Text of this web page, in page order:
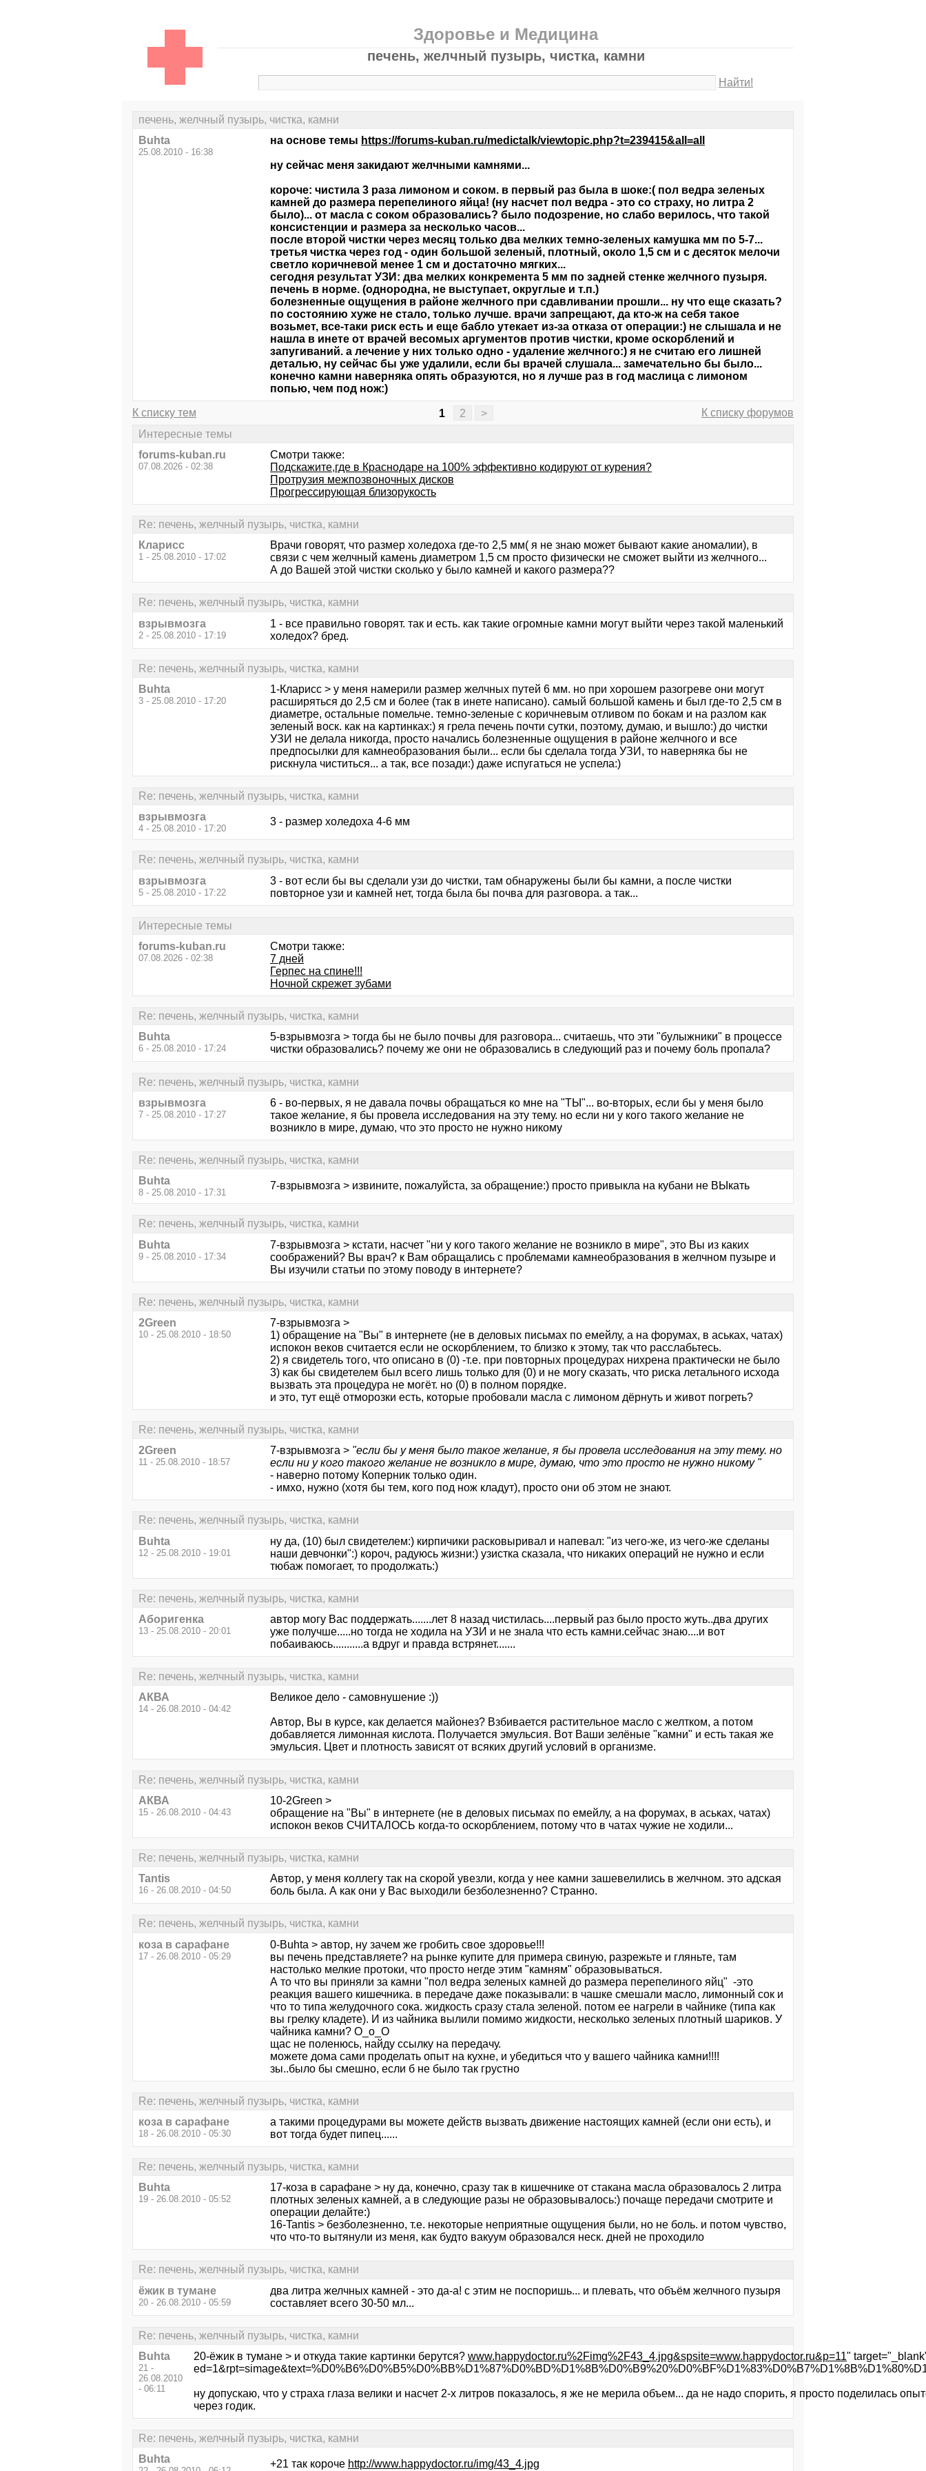
Здоровье и Медицина
печень, желчный пузырь, чистка, камни
Найти!
печень, желчный пузырь, чистка, камни
Buhta
25.08.2010 - 16:38
на основе темы https://forums-kuban.ru/medictalk/viewtopic.php?t=239415&all=all
ну сейчас меня закидают желчными камнями...
короче: чистила 3 раза лимоном и соком. в первый раз была в шоке:( пол ведра зеленых
камней до размера перепелиного яйца! (ну насчет пол ведра - это со страху, но литра 2
было)... от масла с соком образовались? было подозрение, но слабо верилось, что такой
консистенции и размера за несколько часов...
после второй чистки через месяц только два мелких темно-зеленых камушка мм по 5-7...
третья чистка через год - один большой зеленый, плотный, около 1,5 см и с десяток мелочи
светло коричневой менее 1 см и достаточно мягких...
сегодня результат УЗИ: два мелких конкремента 5 мм по задней стенке желчного пузыря.
печень в норме. (однородна, не выступает, округлые и т.п.)
болезненные ощущения в районе желчного при сдавливании прошли... ну что еще сказать?
по состоянию хуже не стало, только лучше. врачи запрещают, да кто-ж на себя такое
возьмет, все-таки риск есть и еще бабло утекает из-за отказа от операции:) не слышала и не
нашла в инете от врачей весомых аргументов против чистки, кроме оскорблений и
запугиваний. а лечение у них только одно - удаление желчного:) я не считаю его лишней
деталью, ну сейчас бы уже удалили, если бы врачей слушала... замечательно бы было...
конечно камни наверняка опять образуются, но я лучше раз в год маслица с лимоном
попью, чем под нож:)
К списку тем 1 2 >
К списку форумов
Интересные темы
forums-kuban.ru
07.08.2026 - 02:38
Смотри также:
Подскажите,где в Краснодаре на 100% эффективно кодируют от курения?
Протрузия межпозвоночных дисков
Прогрессирующая близорукость
Re: печень, желчный пузырь, чистка, камни
Кларисс
1 - 25.08.2010 - 17:02
Врачи говорят, что размер холедоха где-то 2,5 мм( я не знаю может бывают какие аномалии), в
связи с чем желчный камень диаметром 1,5 см просто физически не сможет выйти из желчного...
А до Вашей этой чистки сколько у было камней и какого размера??
Re: печень, желчный пузырь, чистка, камни
взрывмозга
2 - 25.08.2010 - 17:19
1 - все правильно говорят. так и есть. как такие огромные камни могут выйти через такой маленький
холедох? бред.
Re: печень, желчный пузырь, чистка, камни
Buhta
3 - 25.08.2010 - 17:20
1-Кларисс > у меня намерили размер желчных путей 6 мм. но при хорошем разогреве они могут
расширяться до 2,5 см и более (так в инете написано). самый большой камень и был где-то 2,5 см в
диаметре, остальные помельче. темно-зеленые с коричневым отливом по бокам и на разлом как
зеленый воск. как на картинках:) я грела печень почти сутки, поэтому, думаю, и вышло:) до чистки
УЗИ не делала никогда, просто начались болезненные ощущения в районе желчного и все
предпосылки для камнеобразования были... если бы сделала тогда УЗИ, то наверняка бы не
рискнула чиститься... а так, все позади:) даже испугаться не успела:)
Re: печень, желчный пузырь, чистка, камни
взрывмозга
4 - 25.08.2010 - 17:20
3 - размер холедоха 4-6 мм
Re: печень, желчный пузырь, чистка, камни
взрывмозга
5 - 25.08.2010 - 17:22
3 - вот если бы вы сделали узи до чистки, там обнаружены были бы камни, а после чистки
повторное узи и камней нет, тогда была бы почва для разговора. а так...
Интересные темы
forums-kuban.ru
07.08.2026 - 02:38
Смотри также:
7 дней
Герпес на спине!!!
Ночной скрежет зубами
Re: печень, желчный пузырь, чистка, камни
Buhta
6 - 25.08.2010 - 17:24
5-взрывмозга > тогда бы не было почвы для разговора... считаешь, что эти "булыжники" в процессе
чистки образовались? почему же они не образовались в следующий раз и почему боль пропала?
Re: печень, желчный пузырь, чистка, камни
взрывмозга
7 - 25.08.2010 - 17:27
6 - во-первых, я не давала почвы обращаться ко мне на "ТЫ"... во-вторых, если бы у меня было
такое желание, я бы провела исследования на эту тему. но если ни у кого такого желание не
возникло в мире, думаю, что это просто не нужно никому
Re: печень, желчный пузырь, чистка, камни
Buhta
8 - 25.08.2010 - 17:31
7-взрывмозга > извините, пожалуйста, за обращение:) просто привыкла на кубани не ВЫкать
Re: печень, желчный пузырь, чистка, камни
Buhta
9 - 25.08.2010 - 17:34
7-взрывмозга > кстати, насчет "ни у кого такого желание не возникло в мире", это Вы из каких
соображений? Вы врач? к Вам обращались с проблемами камнеобразования в желчном пузыре и
Вы изучили статьи по этому поводу в интернете?
Re: печень, желчный пузырь, чистка, камни
2Green
10 - 25.08.2010 - 18:50
7-взрывмозга >
1) обращение на "Вы" в интернете (не в деловых письмах по емейлу, а на форумах, в аськах, чатах)
испокон веков считается если не оскорблением, то близко к этому, так что расслабьтесь.
2) я свидетель того, что описано в (0) -т.е. при повторных процедурах нихрена практически не было
3) как бы свидетелем был всего лишь только для (0) и не могу сказать, что риска летального исхода
вызвать эта процедура не могёт. но (0) в полном порядке.
и это, тут ещё отморозки есть, которые пробовали масла с лимоном дёрнуть и живот погреть?
Re: печень, желчный пузырь, чистка, камни
2Green
11 - 25.08.2010 - 18:57
7-взрывмозга > "если бы у меня было такое желание, я бы провела исследования на эту тему. но
если ни у кого такого желание не возникло в мире, думаю, что это просто не нужно никому "
- наверно потому Коперник только один.
- имхо, нужно (хотя бы тем, кого под нож кладут), просто они об этом не знают.
Re: печень, желчный пузырь, чистка, камни
Buhta
12 - 25.08.2010 - 19:01
ну да, (10) был свидетелем:) кирпичики расковыривал и напевал: "из чего-же, из чего-же сделаны
наши девчонки":) короч, радуюсь жизни:) узистка сказала, что никаких операций не нужно и если
тюбаж помогает, то продолжать:)
Re: печень, желчный пузырь, чистка, камни
Аборигенка
13 - 25.08.2010 - 20:01
автор могу Вас поддержать.......лет 8 назад чистилась....первый раз было просто жуть..два других
уже получше.....но тогда не ходила на УЗИ и не знала что есть камни.сейчас знаю....и вот
побаиваюсь...........а вдруг и правда встрянет.......
Re: печень, желчный пузырь, чистка, камни
АКВА
14 - 26.08.2010 - 04:42
Великое дело - самовнушение :))
Автор, Вы в курсе, как делается майонез? Взбивается растительное масло с желтком, а потом
добавляется лимонная кислота. Получается эмульсия. Вот Ваши зелёные "камни" и есть такая же
эмульсия. Цвет и плотность зависят от всяких другий условий в организме.
Re: печень, желчный пузырь, чистка, камни
АКВА
15 - 26.08.2010 - 04:43
10-2Green >
обращение на "Вы" в интернете (не в деловых письмах по емейлу, а на форумах, в аськах, чатах)
испокон веков СЧИТАЛОСЬ когда-то оскорблением, потому что в чатах чужие не ходили...
Re: печень, желчный пузырь, чистка, камни
Tantis
16 - 26.08.2010 - 04:50
Автор, у меня коллегу так на скорой увезли, когда у нее камни зашевелились в желчном. это адская
боль была. А как они у Вас выходили безболезненно? Странно.
Re: печень, желчный пузырь, чистка, камни
коза в сарафане
17 - 26.08.2010 - 05:29
0-Buhta > автор, ну зачем же гробить свое здоровье!!!
вы печень представляете? на рынке купите для примера свиную, разрежьте и гляньте, там
настолько мелкие протоки, что просто негде этим "камням" образовываться.
А то что вы приняли за камни "пол ведра зеленых камней до размера перепелиного яйц" -это
реакция вашего кишечника. в передаче даже показывали: в чашке смешали масло, лимонный сок и
что то типа желудочного сока. жидкость сразу стала зеленой. потом ее нагрели в чайнике (типа как
вы грелку кладете). И из чайника вылили помимо жидкости, несколько зеленых плотный шариков. У
чайника камни? О_о_О
щас не поленюсь, найду ссылку на передачу.
можете дома сами проделать опыт на кухне, и убедиться что у вашего чайника камни!!!!
зы..было бы смешно, если б не было так грустно
Re: печень, желчный пузырь, чистка, камни
коза в сарафане
18 - 26.08.2010 - 05:30
а такими процедурами вы можете действ вызвать движение настоящих камней (если они есть), и
вот тогда будет пипец......
Re: печень, желчный пузырь, чистка, камни
Buhta
19 - 26.08.2010 - 05:52
17-коза в сарафане > ну да, конечно, сразу так в кишечнике от стакана масла образовалось 2 литра
плотных зеленых камней, а в следующие разы не образовывалось:) почаще передачи смотрите и
операции делайте:)
16-Tantis > безболезненно, т.е. некоторые неприятные ощущения были, но не боль. и потом чувство,
что что-то вытянули из меня, как будто вакуум образовался неск. дней не проходило
Re: печень, желчный пузырь, чистка, камни
ёжик в тумане
20 - 26.08.2010 - 05:59
два литра желчных камней - это да-а! с этим не поспоришь... и плевать, что объём желчного пузыря
составляет всего 30-50 мл...
Re: печень, желчный пузырь, чистка, камни
Buhta
21 -
26.08.2010
- 06:11
20-ёжик в тумане > и откуда такие картинки берутся? www.happydoctor.ru%2Fimg%2F43_4.jpg&spsite=www.happydoctor.ru&p=11"
ну допускаю, что у страха глаза велики и насчет 2-х литров показалось, я же не мерила объем... да не надо спорить, я просто поделилась
через годик.
Re: печень, желчный пузырь, чистка, камни
Buhta
+21 так короче http://www.happydoctor.ru/img/43_4.jpg